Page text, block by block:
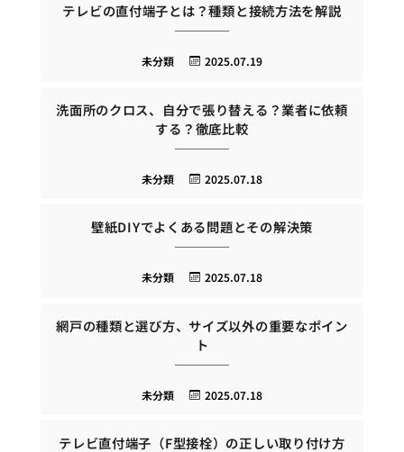
テレビの直付端子とは？種類と接続方法を解説
2025.07.19
未分類
洗面所のクロス、自分で張り替える？業者に依頼
する？徹底比較
2025.07.18
未分類
壁紙DIYでよくある問題とその解決策
2025.07.18
未分類
網戸の種類と選び方、サイズ以外の重要なポイン
ト
2025.07.18
未分類
テレビ直付端子（F型接栓）の正しい取り付け方